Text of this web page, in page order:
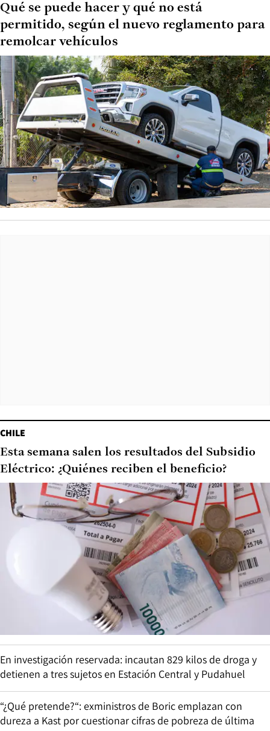
Qué se puede hacer y qué no está
permitido, según el nuevo reglamento para
remolcar vehículos
CHILE
Esta semana salen los resultados del Subsidio
Eléctrico: ¿Quiénes reciben el beneficio?
En investigación reservada: incautan 829 kilos de droga y
detienen a tres sujetos en Estación Central y Pudahuel
“¿Qué pretende?“: exministros de Boric emplazan con
dureza a Kast por cuestionar cifras de pobreza de última